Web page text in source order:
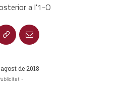
a l'1-O
de 2018
-